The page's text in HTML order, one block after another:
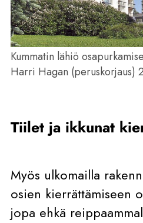
Kummatin lähiö
Harri Hagan (peruskorjaus)
Tiilet ja ikkunat
Myös ulkomailla
osien kierrättämiseen
jopa ehkä